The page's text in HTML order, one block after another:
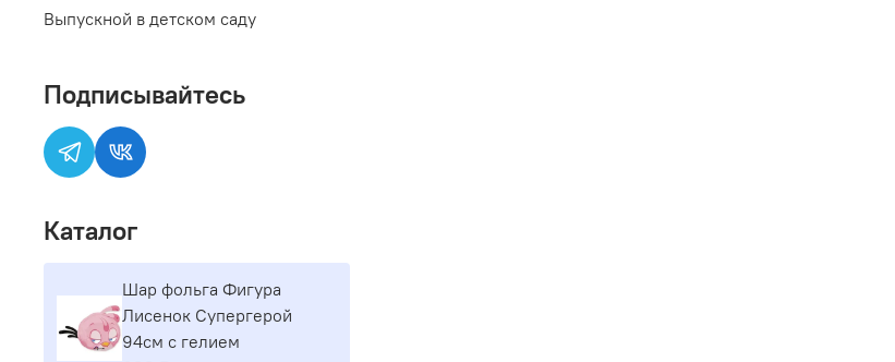
Выпускной в детском саду
Подписывайтесь
Каталог
Шар фольга Фигура
Лисенок Супергерой
94см с гелием